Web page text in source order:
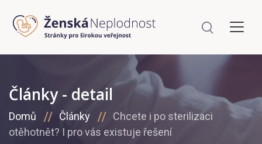
Články - detail
Domů Články
Chcete i po sterilizaci
otěhotnět? I pro vás existuje řešení